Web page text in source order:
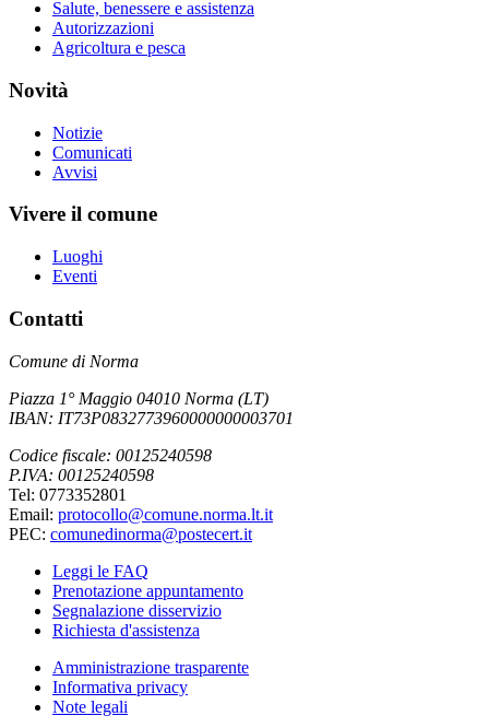
Salute, benessere e assistenza
Autorizzazioni
Agricoltura e pesca
Novità
Notizie
Comunicati
Avvisi
Vivere il comune
Luoghi
Eventi
Contatti
Comune di Norma
Piazza 1° Maggio 04010 Norma (LT)
IBAN: IT73P0832773960000000003701
Codice fiscale: 00125240598
P.IVA: 00125240598
Tel: 0773352801
Email: protocollo@comune.norma.lt.it
PEC: comunedinorma@postecert.it
Leggi le FAQ
Prenotazione appuntamento
Segnalazione disservizio
Richiesta d'assistenza
Amministrazione trasparente
Informativa privacy
Note legali